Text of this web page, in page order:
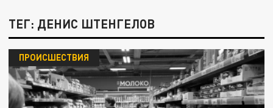
ТЕГ: ДЕНИС ШТЕНГЕЛОВ
ПРОИСШЕСТВИЯ